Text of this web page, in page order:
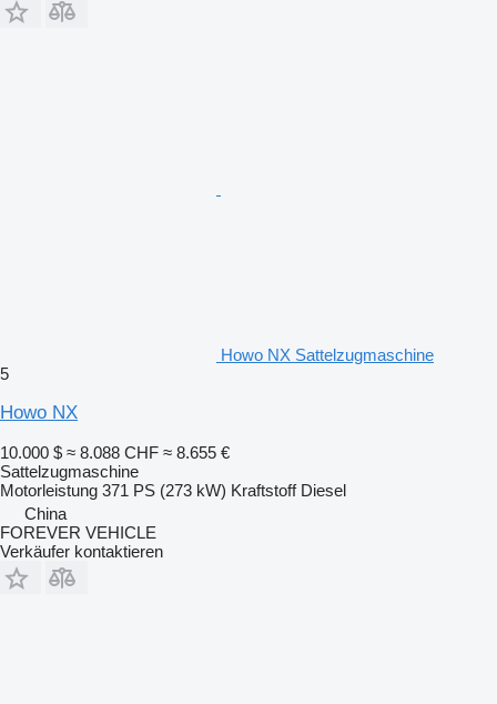
Howo NX Sattelzugmaschine
5
Howo NX
10.000 $ ≈ 8.088 CHF ≈ 8.655 €
Sattelzugmaschine
Motorleistung 371 PS (273 kW) Kraftstoff Diesel
China
FOREVER VEHICLE
Verkäufer kontaktieren